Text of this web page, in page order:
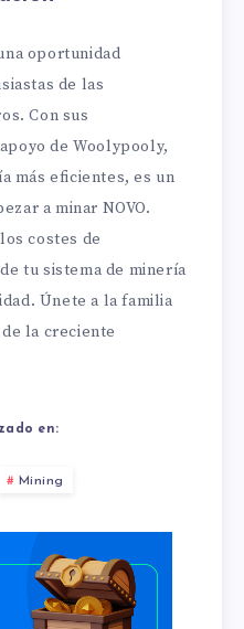
oportunidad
de las
Con sus
de Woolypooly,
más eficientes, es un
a minar NOVO.
costes de
tu sistema de minería
Únete a la familia
la creciente
en:
Mining